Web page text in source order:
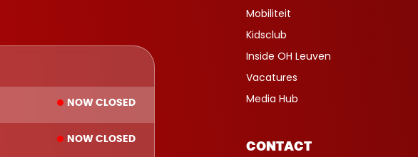
NOW CLOSED
NOW CLOSED
Mobiliteit
Kidsclub
Inside OH Leuven
Vacatures
Media Hub
CONTACT